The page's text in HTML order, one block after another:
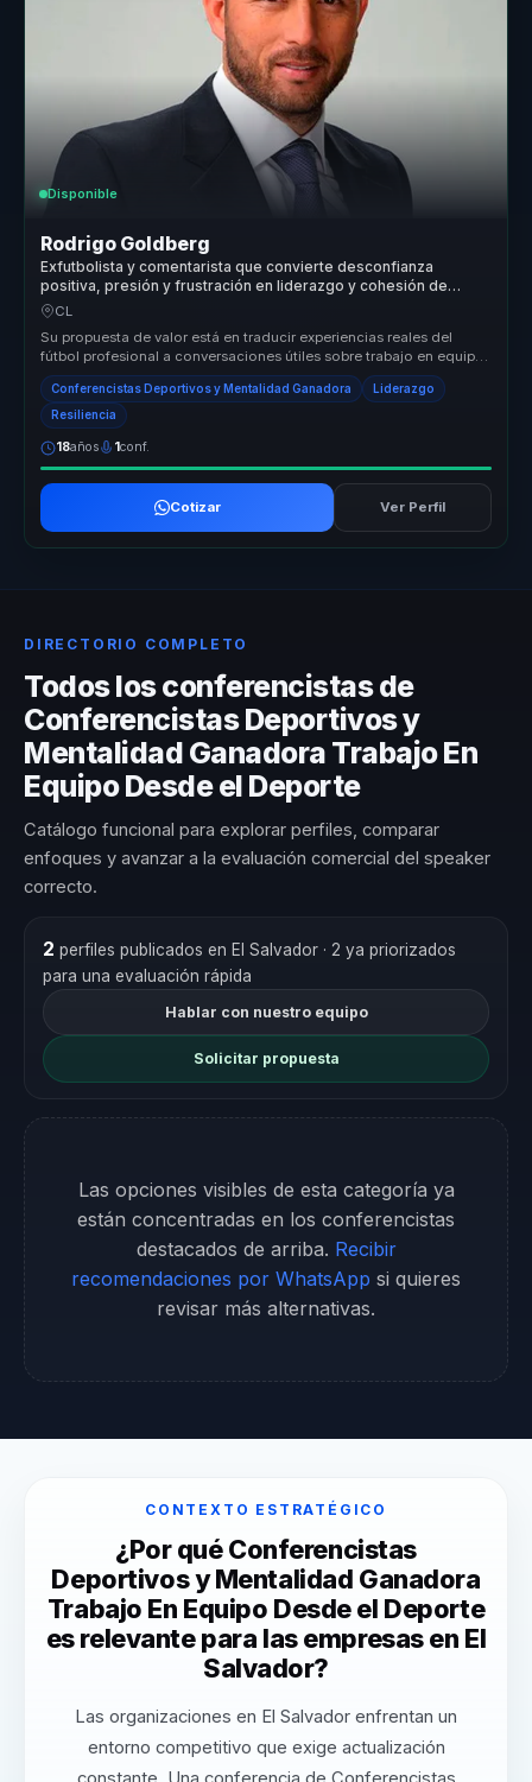
Disponible
Rodrigo Goldberg
Exfutbolista y comentarista que convierte desconfianza
positiva, presión y frustración en liderazgo y cohesión de
equipo.
CL
Su propuesta de valor está en traducir experiencias reales del
fútbol profesional a conversaciones útiles sobre trabajo en equipo,
presió...
Conferencistas Deportivos y Mentalidad Ganadora Liderazgo
Resiliencia
18años 1conf.
Cotizar Ver Perfil
DIRECTORIO COMPLETO
Todos los conferencistas de
Conferencistas Deportivos y
Mentalidad Ganadora Trabajo En
Equipo Desde el Deporte
Catálogo funcional para explorar perfiles, comparar
enfoques y avanzar a la evaluación comercial del speaker
correcto.
2 perfiles publicados en El Salvador · 2 ya priorizados
para una evaluación rápida
Hablar con nuestro equipo
Solicitar propuesta
Las opciones visibles de esta categoría ya
están concentradas en los conferencistas
destacados de arriba. Recibir
recomendaciones por WhatsApp si quieres
revisar más alternativas.
CONTEXTO ESTRATÉGICO
¿Por qué Conferencistas
Deportivos y Mentalidad Ganadora
Trabajo En Equipo Desde el Deporte
es relevante para las empresas en El
Salvador?
Las organizaciones en El Salvador enfrentan un
entorno competitivo que exige actualización